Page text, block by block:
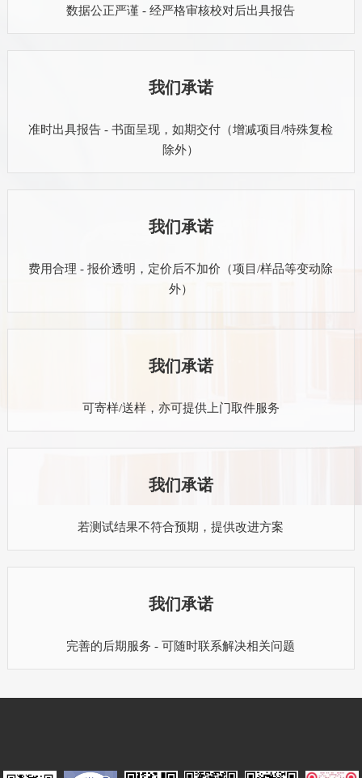
数据公正严谨 - 经严格审核校对后出具报告
我们承诺
准时出具报告 - 书面呈现，如期交付（增减项目/特殊复检
除外）
我们承诺
费用合理 - 报价透明，定价后不加价（项目/样品等变动除
外）
我们承诺
可寄样/送样，亦可提供上门取件服务
我们承诺
若测试结果不符合预期，提供改进方案
我们承诺
完善的后期服务 - 可随时联系解决相关问题